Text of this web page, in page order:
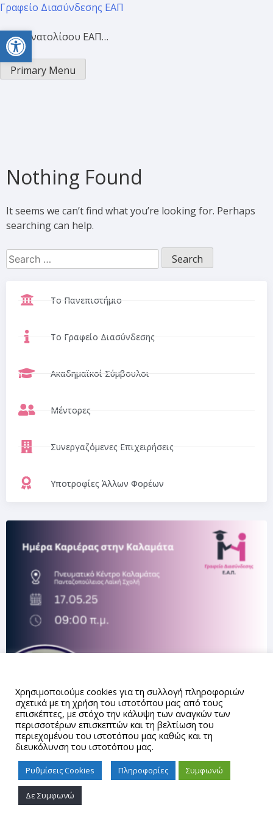
Open toolbar
Γραφείο Διασύνδεσης ΕΑΠ
Προσανατολίσου ΕΑΠ…
Primary Menu
Nothing Found
It seems we can’t find what you’re looking for. Perhaps
searching can help.
Το Πανεπιστήμιο
Το Γραφείο Διασύνδεσης
Ακαδημαϊκοί Σύμβουλοι
Μέντορες
Συνεργαζόμενες Επιχειρήσεις
Υποτροφίες Άλλων Φορέων
Proudly powered by WordPress
Χρησιμοποιούμε cookies για τη συλλογή πληροφοριών
σχετικά με τη χρήση του ιστοτόπου μας από τους
επισκέπτες, με στόχο την κάλυψη των αναγκών των
περισσοτέρων επισκεπτών και τη βελτίωση του
περιεχομένου του ιστοτόπου μας καθώς και τη
διευκόλυνση του ιστοτόπου μας.
Ρυθμίσεις Cookies Πληροφορίες Συμφωνώ
Δε Συμφωνώ